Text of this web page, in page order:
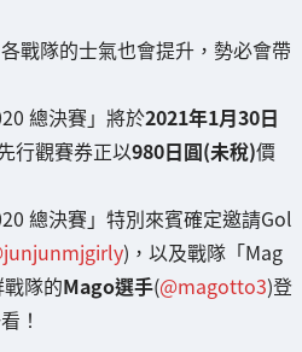
戰隊的士氣也會提升，勢必會帶
總決賽」將於2021年1月30日
行觀賽券正以980日圓(未稅)價
總決賽」特別來賓確定邀請Gol
)，以及戰隊「Mag
隊的Mago選手(@magotto3)登
！